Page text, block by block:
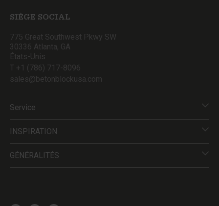
SIÈGE SOCIAL
775 Great Southwest Pkwy SW
30336 Atlanta, GA
États-Unis
T +1 (786) 717-8096
sales@betonblockusa.com
Service
INSPIRATION
GÉNÉRALITÉS